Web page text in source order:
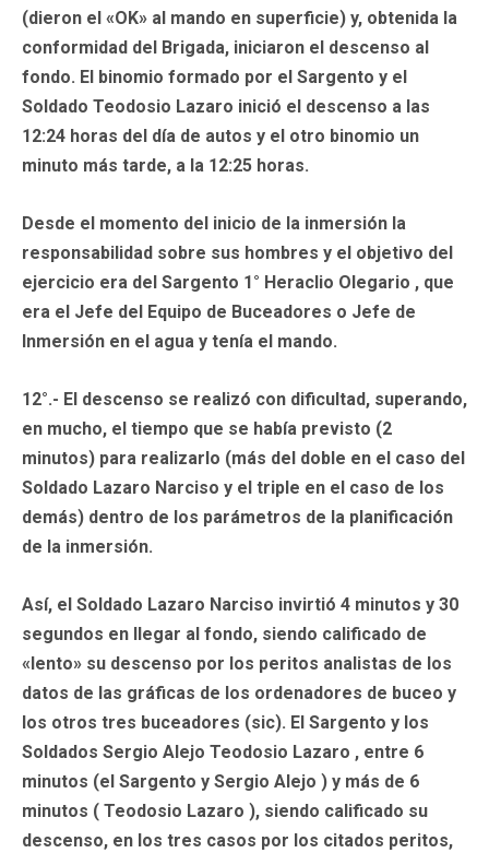
(dieron el «OK» al mando en superficie) y, obtenida la
conformidad del Brigada, iniciaron el descenso al
fondo. El binomio formado por el Sargento y el
Soldado Teodosio Lazaro inició el descenso a las
12:24 horas del día de autos y el otro binomio un
minuto más tarde, a la 12:25 horas.
Desde el momento del inicio de la inmersión la
responsabilidad sobre sus hombres y el objetivo del
ejercicio era del Sargento 1° Heraclio Olegario , que
era el Jefe del Equipo de Buceadores o Jefe de
Inmersión en el agua y tenía el mando.
12°.- El descenso se realizó con dificultad, superando,
en mucho, el tiempo que se había previsto (2
minutos) para realizarlo (más del doble en el caso del
Soldado Lazaro Narciso y el triple en el caso de los
demás) dentro de los parámetros de la planificación
de la inmersión.
Así, el Soldado Lazaro Narciso invirtió 4 minutos y 30
segundos en llegar al fondo, siendo calificado de
«lento» su descenso por los peritos analistas de los
datos de las gráficas de los ordenadores de buceo y
los otros tres buceadores (sic). El Sargento y los
Soldados Sergio Alejo Teodosio Lazaro , entre 6
minutos (el Sargento y Sergio Alejo ) y más de 6
minutos ( Teodosio Lazaro ), siendo calificado su
descenso, en los tres casos por los citados peritos,